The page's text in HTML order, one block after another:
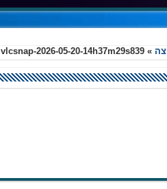
»
vlcsnap-2026-05-20-14h37m29s839